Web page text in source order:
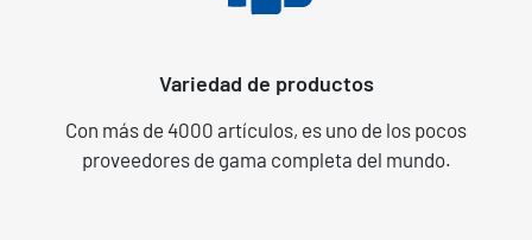
Variedad de productos
Con más de 4000 artículos, es uno de los pocos
proveedores de gama completa del mundo.